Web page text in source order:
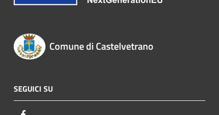
Comune di Castelvetrano
SEGUICI SU